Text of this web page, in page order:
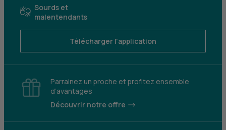
Sourds et
malentendants
Télécharger l'application
Parrainez un proche et profitez ensemble
d’avantages
Découvrir notre offre